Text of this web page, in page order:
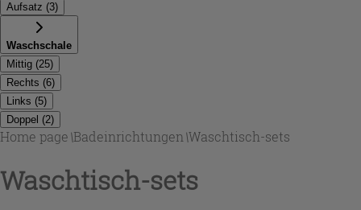
Aufsatz (3)
Waschschale
Mittig (25)
Rechts (6)
Links (5)
Doppel (2)
Home page\Badeinrichtungen \Waschtisch-sets
Waschtisch-sets